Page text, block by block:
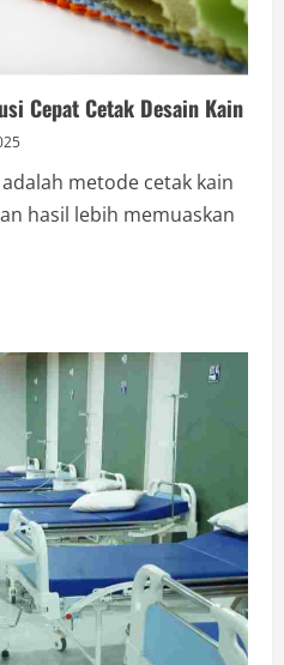
Cepat Cetak Desain Kain
adalah metode cetak kain
hasil lebih memuaskan